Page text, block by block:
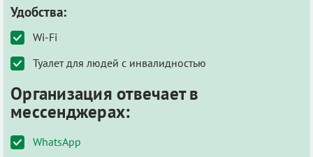
Удобства:
Wi-Fi
Туалет для людей с инвалидностью
Организация отвечает в
мессенджерах:
WhatsApp